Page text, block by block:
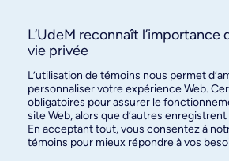
À propos / Nous joindre
L’UdeM reconnaît l’importance
vie privée
L’utilisation de témoins nous permet
personnaliser votre expérience Web.
obligatoires pour assurer le
site Web, alors que d’autres
En acceptant tout, vous consentez à
témoins pour mieux répondre à vos